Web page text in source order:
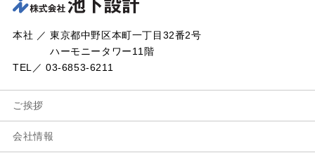
本社 ／ 東京都中野区本町一丁目32番2号
ハーモニータワー11階
TEL／ 03-6853-6211
ご挨拶
会社情報